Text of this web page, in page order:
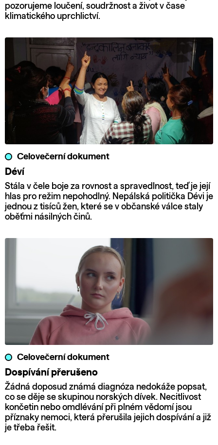
pozorujeme loučení, soudržnost a život v čase
klimatického uprchlictví.
Celovečerní dokument
Déví
Stála v čele boje za rovnost a spravedlnost, teď je její
hlas pro režim nepohodlný. Nepálská politička Dévi je
jednou z tisíců žen, které se v občanské válce staly
oběťmi násilných činů.
Celovečerní dokument
Dospívání přerušeno
Žádná doposud známá diagnóza nedokáže popsat,
co se děje se skupinou norských dívek. Necitlivost
končetin nebo omdlévání při plném vědomí jsou
příznaky nemoci, která přerušila jejich dospívání a již
je třeba řešit.